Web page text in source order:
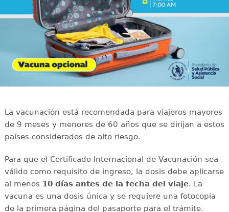
La vacunación está recomendada para viajeros mayores
de 9 meses y menores de 60 años que se dirijan a estos
países considerados de alto riesgo.
Para que el Certificado Internacional de Vacunación sea
válido como requisito de ingreso, la dosis debe aplicarse
al menos 10 días antes de la fecha del viaje. La
vacuna es una dosis única y se requiere una fotocopia
de la primera página del pasaporte para el trámite.